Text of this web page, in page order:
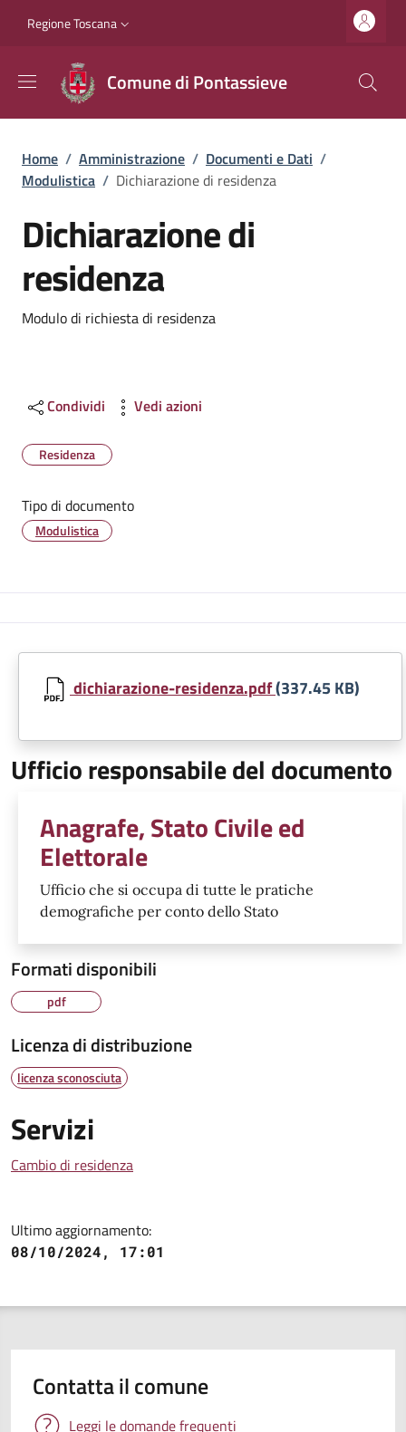
Slim top
Regione Toscana
Comune di Pontassieve
Briciole di pane
Home / Amministrazione / Documenti e Dati /
Modulistica / Dichiarazione di residenza
Dichiarazione di
residenza
Dettagli
Modulo di richiesta di residenza
Condividi Vedi azioni
Residenza
Tipo di documento
Modulistica
dichiarazione-residenza.pdf(337.45 KB)
Ufficio responsabile del documento
Anagrafe, Stato Civile ed
Elettorale
Ufficio che si occupa di tutte le pratiche
demografiche per conto dello Stato
Formati disponibili
pdf
Licenza di distribuzione
licenza sconosciuta
Servizi
Cambio di residenza
Ultimo aggiornamento:
08/10/2024, 17:01
Contatta il comune
Leggi le domande frequenti